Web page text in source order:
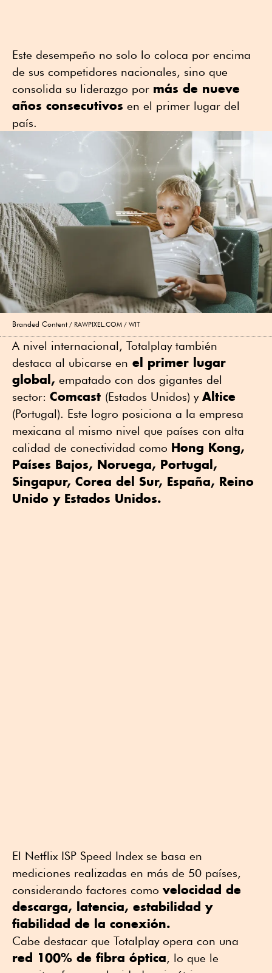
Este desempeño no solo lo coloca por encima
de sus competidores nacionales, sino que
consolida su liderazgo por más de nueve
años consecutivos en el primer lugar del
país.
Branded Content RAWPIXEL.COM / WIT
A nivel internacional, Totalplay también
destaca al ubicarse en el primer lugar
global, empatado con dos gigantes del
sector: Comcast (Estados Unidos) y Altice
(Portugal). Este logro posiciona a la empresa
mexicana al mismo nivel que países con alta
calidad de conectividad como Hong Kong,
Países Bajos, Noruega, Portugal,
Singapur, Corea del Sur, España, Reino
Unido y Estados Unidos.
El Netflix ISP Speed Index se basa en
mediciones realizadas en más de 50 países,
considerando factores como velocidad de
descarga, latencia, estabilidad y
fiabilidad de la conexión.
Cabe destacar que Totalplay opera con una
red 100% de fibra óptica, lo que le